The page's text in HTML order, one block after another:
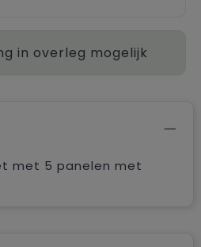
in overleg mogelijk
met 5 panelen met